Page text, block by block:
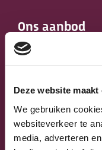
Deze website
We gebruiken
websiteverkeer te
media, adverteren
Ons aanbod
Ovens
Koeltechniek
IJssalons
Verkoopautomaten
Occasions
Service &